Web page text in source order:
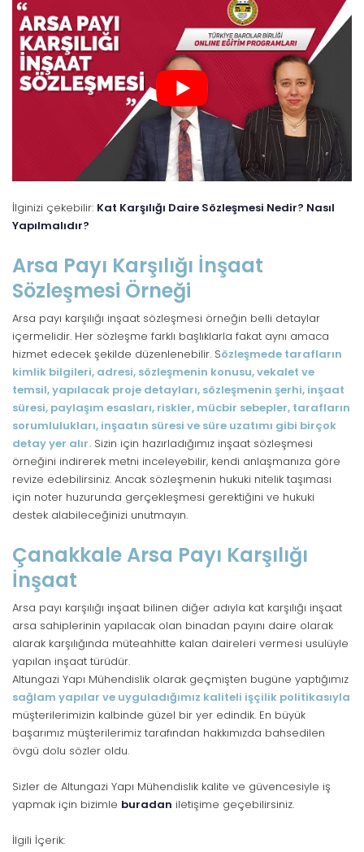
İlginizi çekebilir: Kat Karşılığı Daire Sözleşmesi Nedir? Nasıl
Yapılmalıdır?
Arsa Payı Karşılığı İnşaat
Sözleşmesi Örneği
Arsa payı karşılığı inşaat sözleşmesi örneğin belli detaylar
içermelidir. Her sözleşme farklı başlıklarla fakat aynı amaca
hizmet edecek şekilde düzenlenebilir. Sözleşmede tarafların
kimlik bilgileri, adresi, sözleşmenin konusu, vekalet ve
temsil, yapılacak proje detayları, sözleşmenin şerhi, inşaat
süresi, paylaşım esasları, riskler, mücbir sebepler, tarafların
sorumlulukları, inşaatın süresi ve süre uzatımı gibi birçok
detay yer alır. Sizin için hazırladığımız inşaat sözleşmesi
örneğini indirerek metni inceleyebilir, kendi anlaşmanıza göre
revize edebilirsiniz. Ancak sözleşmenin hukuki nitelik taşıması
için noter huzurunda gerçekleşmesi gerektiğini ve hukuki
destek alabileceğinizi unutmayın.
Çanakkale Arsa Payı Karşılığı
İnşaat
Arsa payı karşılığı inşaat bilinen diğer adıyla kat karşılığı inşaat
arsa sahiplerinin yapılacak olan binadan payını daire olarak
alarak karşılığında müteahhitte kalan daireleri vermesi usulüyle
yapılan inşaat türüdür.
Altungazi Yapı Mühendislik olarak geçmişten bugüne yaptığımız
sağlam yapılar ve uyguladığımız kaliteli işçilik politikasıyla
müşterilerimizin kalbinde güzel bir yer edindik. En büyük
başarımız müşterilerimiz tarafından hakkımızda bahsedilen
övgü dolu sözler oldu.
Sizler de Altungazi Yapı Mühendislik kalite ve güvencesiyle iş
yapmak için bizimle buradan iletişime geçebilirsiniz.
İlgili İçerik: